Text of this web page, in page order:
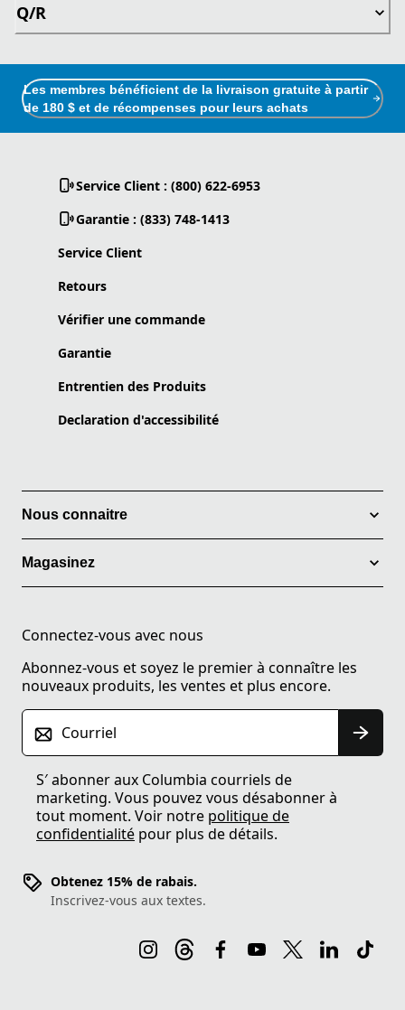
Q/R
Les membres bénéficient de la livraison gratuite à partir
de 180 $ et de récompenses pour leurs achats
Service Client : (800) 622-6953
Garantie : (833) 748-1413
Service Client
Retours
Vérifier une commande
Garantie
Entrentien des Produits
Declaration d'accessibilité
Nous connaitre
Magasinez
Connectez-vous avec nous
Abonnez-vous et soyez le premier à connaître les
nouveaux produits, les ventes et plus encore.
Courriel
S′ abonner aux Columbia courriels de
marketing. Vous pouvez vous désabonner à
tout moment. Voir notre politique de
confidentialité pour plus de détails.
Obtenez 15% de rabais.
Inscrivez-vous aux textes.